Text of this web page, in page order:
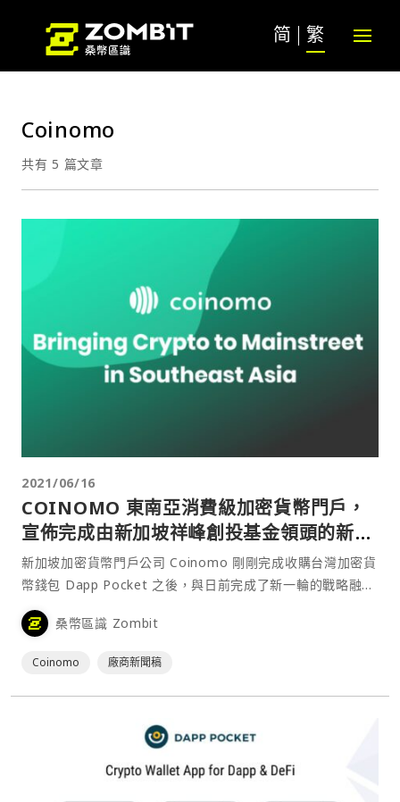
简 繁
Coinomo
共有 5 篇文章
2021/06/16
COINOMO 東南亞消費級加密貨幣門戶，
宣佈完成由新加坡祥峰創投基金領頭的新一
輪戰略融資
新加坡加密貨幣門戶公司 Coinomo 剛剛完成收購台灣加密貨
幣錢包 Dapp Pocket 之後，與日前完成了新一輪的戰略融
資。本輪融資由新加坡創投基金祥峰東南亞及印度基金
（Vertex Ventures⋯
桑幣區識 Zombit
Coinomo 廠商新聞稿